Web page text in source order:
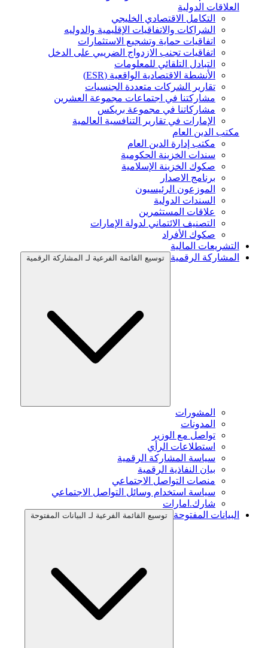
العلاقات الدولية
التكامل الاقتصادي الخليجي
الشراكات والاتفاقيات الإقليمية والدوليه
اتفاقيات حماية وتشجيع الاستثمارات
اتفاقيات تجنب الازدواج الضريبي على الدخل
التبادل التلقائي للمعلومات
الأنشطة الاقتصادية الواقعية (ESR)
تقارير الشركات متعددة الجنسيات
مشاركتنا في اجتماعات مجموعة العشرين
مشاركاتنا في مجموعة بريكس
الإمارات في تقارير التنافسية العالمية
مكتب الدين العام
مكتب إدارة الدين العام
سندات الخزينة الحكومية
صكوك الخزينة الإسلامية
برنامج الاصدار
الموزعون الرئيسيون
السندات الدولية
علاقات المستثمرين
التصنيف الائتماني لدولة الإمارات
صكوك الأفراد
التشريعات المالية
المشاركة الرقمية
توسيع القائمة الفرعية لـ المشاركة الرقمية
المشورات
المدونات
تواصل مع الوزير
استطلاعات الرأي
سياسة المشاركة الرقمية
بيان النفاذية الرقمية
منصات التواصل الاجتماعي
سياسة استخدام وسائل التواصل الاجتماعي
شارك.امارات
البيانات المفتوحة
توسيع القائمة الفرعية لـ البيانات المفتوحة